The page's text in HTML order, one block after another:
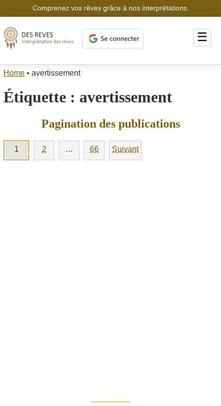
Comprenez vos rêves grâce à nos interprétations.
☰
Home • avertissement
Étiquette : avertissement
Pagination des publications
1 2 … 66 Suivant